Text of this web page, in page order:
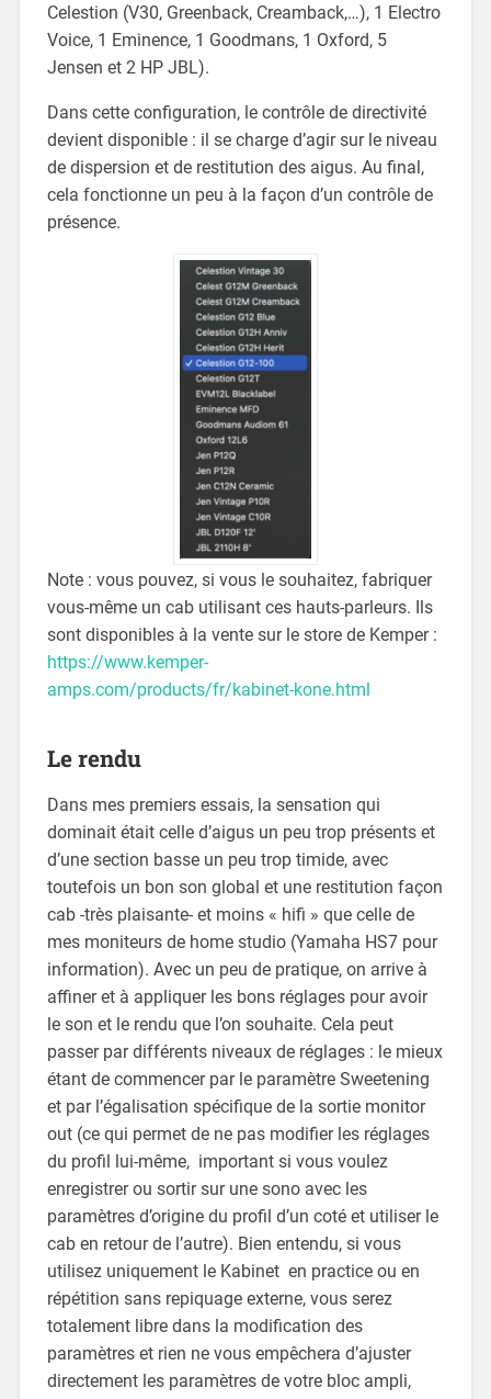
Celestion (V30, Greenback, Creamback,…), 1 Electro
Voice, 1 Eminence, 1 Goodmans, 1 Oxford, 5
Jensen et 2 HP JBL).
Dans cette configuration, le contrôle de directivité
devient disponible : il se charge d’agir sur le niveau
de dispersion et de restitution des aigus. Au final,
cela fonctionne un peu à la façon d’un contrôle de
présence.
Note : vous pouvez, si vous le souhaitez, fabriquer
vous-même un cab utilisant ces hauts-parleurs. Ils
sont disponibles à la vente sur le store de Kemper :
https://www.kemper-
amps.com/products/fr/kabinet-kone.html
Le rendu
Dans mes premiers essais, la sensation qui
dominait était celle d’aigus un peu trop présents et
d’une section basse un peu trop timide, avec
toutefois un bon son global et une restitution façon
cab -très plaisante- et moins « hifi » que celle de
mes moniteurs de home studio (Yamaha HS7 pour
information). Avec un peu de pratique, on arrive à
affiner et à appliquer les bons réglages pour avoir
le son et le rendu que l’on souhaite. Cela peut
passer par différents niveaux de réglages : le mieux
étant de commencer par le paramètre Sweetening
et par l’égalisation spécifique de la sortie monitor
out (ce qui permet de ne pas modifier les réglages
du profil lui-même, important si vous voulez
enregistrer ou sortir sur une sono avec les
paramètres d’origine du profil d’un coté et utiliser le
cab en retour de l’autre). Bien entendu, si vous
utilisez uniquement le Kabinet en practice ou en
répétition sans repiquage externe, vous serez
totalement libre dans la modification des
paramètres et rien ne vous empêchera d’ajuster
directement les paramètres de votre bloc ampli,